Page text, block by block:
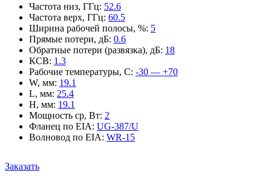
Частота низ, ГГц: 52.6
Частота верх, ГГц: 60.5
Ширина рабочей полосы, %: 5
Прямые потери, дБ: 0.6
Обратные потери (развязка), дБ: 18
КСВ: 1.3
Рабочие температуры, С: -30 — +70
W, мм: 19.1
L, мм: 25.4
H, мм: 19.1
Мощность ср, Вт: 2
Фланец по EIA: UG-387/U
Волновод по EIA: WR-15
Заказать